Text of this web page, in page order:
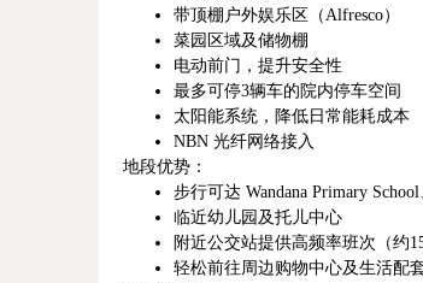
带顶棚户外娱乐区（Alfresco）
菜园区域及储物棚
电动前门，提升安全性
最多可停3辆车的院内停车空间
太阳能系统，降低日常能耗成本
NBN 光纤网络接入
地段优势：
步行可达 Wandana Primary School
临近幼儿园及托儿中心
附近公交站提供高频率班次（约
轻松前往周边购物中心及生活配